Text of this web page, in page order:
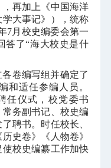
再加上《中国海洋
大事记》），统称
7月校史编委会第一
答了“海大校史是什
卷编写组并确定了
和适任参编人员。
任仪式，校党委书
务副书记、校史编
聘书。时任校长、
史卷》《人物卷》
校史编纂工作加快